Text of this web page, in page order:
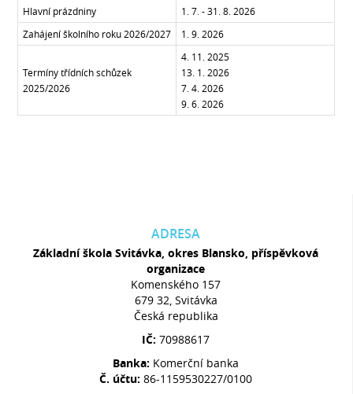
Hlavní prázdniny
1. 7. - 31. 8. 2026
Zahájení školního roku 2026/2027
1. 9. 2026
Termíny třídních schůzek
2025/2026
4. 11. 2025
13. 1. 2026
7. 4. 2026
9. 6. 2026
ADRESA
Základní škola Svitávka, okres Blansko, příspěvková
organizace
Komenského 157
679 32, Svitávka
Česká republika
IČ:70988617
Banka: Komerční banka
Č. účtu:86-1159530227/0100